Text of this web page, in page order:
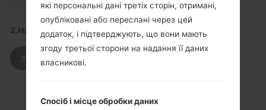
2.НАТИСНІТЬ, ЩОБ ЗАВАНТАЖИТИ
ЗАВАНТАЖИТИ
які персональні дані третіх сторін, отримані,
опубліковані або переслані через цей
додаток, і підтверджують, що вони мають
згоду третьої сторони на надання її даних
власникові.
Спосіб і місце обробки даних